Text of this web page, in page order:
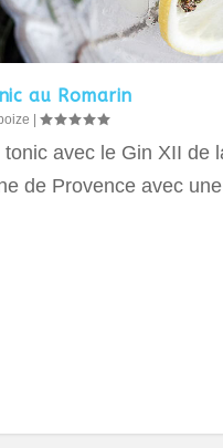
au Romarin
tonic avec le Gin XII de
de Provence avec